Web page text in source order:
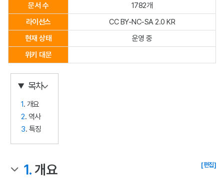
문서 수
1782개
라이선스
CC BY-NC-SA 2.0 KR
현재 상태
운영 중
위키 대문
목차
1. 개요
2. 역사
3. 특징
1. 개요 [편집]